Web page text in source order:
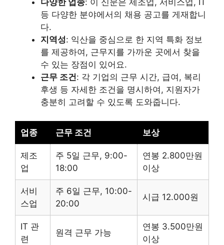
등 다양한 분야에서의 채용 공고를 게재합니
다.
지역성: 익산을 중심으로 한 지역 특화 정보
를 제공하여, 근무지를 가까운 곳에서 찾을
수 있는 장점이 있어요.
근무 조건: 각 기업의 근무 시간, 급여, 복리
후생 등 자세한 조건을 명시하여, 지원자가
충분히 고려할 수 있도록 도와줍니다.
업종 근무 조건 보상
제조
업
주 5일 근무, 9:00-
18:00
연봉 2.800만원
이상
서비
스업
주 6일 근무, 10:00-
20:00
시급 12.000원
IT 관
련
원격 근무 가능
연봉 3.500만원
이상